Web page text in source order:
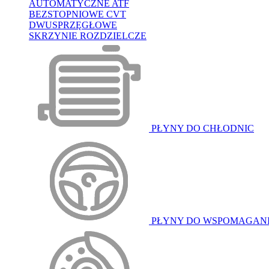
AUTOMATYCZNE ATF
BEZSTOPNIOWE CVT
DWUSPRZĘGŁOWE
SKRZYNIE ROZDZIELCZE
PŁYNY DO CHŁODNIC
PŁYNY DO